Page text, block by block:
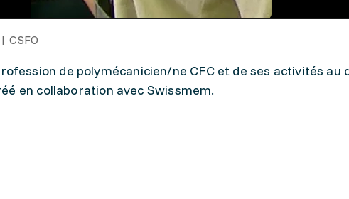
CSFO
de polymécanicien/ne CFC et de ses activités au
en collaboration avec Swissmem.